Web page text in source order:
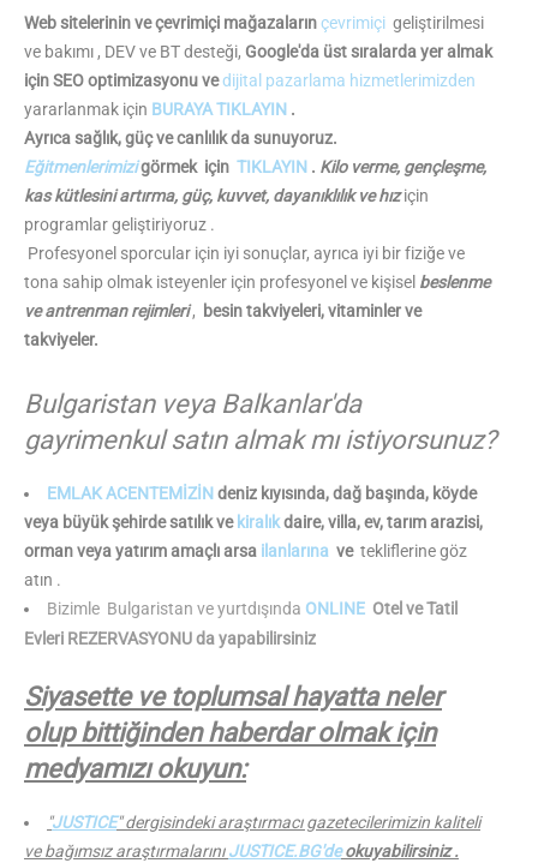
Web sitelerinin ve çevrimiçi mağazalarınçevrimiçi geliştirilmesi
ve bakımı , DEV ve BT desteği, Google'da üst sıralarda yer almak
için SEO optimizasyonu vedijital pazarlama hizmetlerimizden
yararlanmak için BURAYA TIKLAYIN .
Ayrıca sağlık, güç ve canlılık da sunuyoruz.
Eğitmenlerimizigörmek için TIKLAYIN . Kilo verme, gençleşme,
kas kütlesini artırma, güç, kuvvet, dayanıklılık ve hıziçin
programlar geliştiriyoruz .
Profesyonel sporcular için iyi sonuçlar, ayrıca iyi bir fiziğe ve
tona sahip olmak isteyenler için profesyonel ve kişisel beslenme
ve antrenman rejimleri, besin takviyeleri, vitaminler ve
takviyeler.
Bulgaristan veya Balkanlar'da
gayrimenkul satın almak mı istiyorsunuz?
EMLAK ACENTEMİZİN deniz kıyısında, dağ başında, köyde
veya büyük şehirde satılık ve kiralıkdaire, villa, ev, tarım arazisi,
orman veya yatırım amaçlı arsa ilanlarına ve tekliflerine göz
atın .
Bizimle Bulgaristan ve yurtdışında ONLINE Otel ve Tatil
Evleri REZERVASYONU da yapabilirsiniz
Siyasette ve toplumsal hayatta neler
olup bittiğinden haberdar olmak için
medyamızı okuyun:
"JUSTICE" dergisindeki araştırmacı gazetecilerimizin kaliteli
ve bağımsız araştırmalarınıJUSTICE.BG'deokuyabilirsiniz .